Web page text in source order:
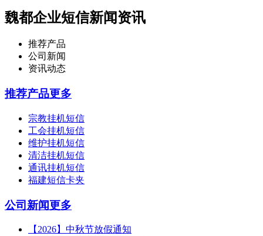
魏都企业短信新闻资讯
推荐产品
公司新闻
资讯动态
推荐产品更多
宗教挂机短信
工会挂机短信
维护挂机短信
清洁挂机短信
通讯挂机短信
福建短信卡夹
公司新闻更多
【2026】中秋节放假通知